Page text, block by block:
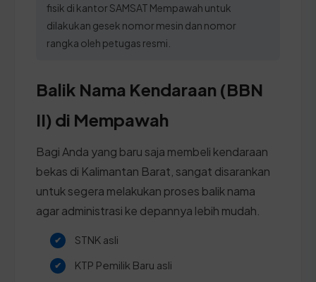
fisik di kantor SAMSAT Mempawah untuk
dilakukan gesek nomor mesin dan nomor
rangka oleh petugas resmi.
Balik Nama Kendaraan (BBN
II) di Mempawah
Bagi Anda yang baru saja membeli kendaraan
bekas di Kalimantan Barat, sangat disarankan
untuk segera melakukan proses balik nama
agar administrasi ke depannya lebih mudah.
STNK asli
KTP Pemilik Baru asli